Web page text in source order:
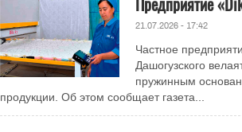
21.07.2026 - 17:42
Частное
Дашогузского
пружинным
продукции. Об этом сообщает газета...